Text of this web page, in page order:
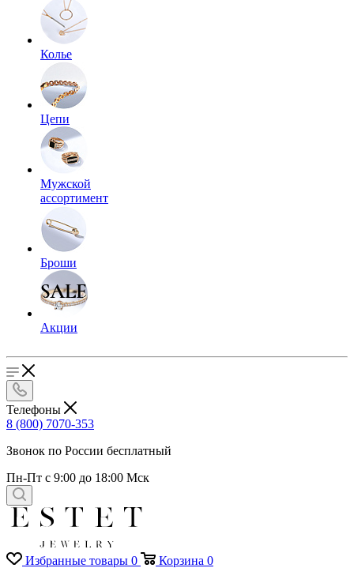
Колье
Цепи
Мужской
ассортимент
Броши
Акции
Телефоны
8 (800) 7070-353
Звонок по России бесплатный
Пн-Пт с 9:00 до 18:00 Мск
Избранные товары 0 Корзина 0